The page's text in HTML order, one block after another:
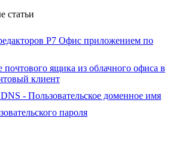
статьи
Р7 Офис приложением по
почтового ящика из облачного офиса в
клиент
- Пользовательское доменное имя
пароля